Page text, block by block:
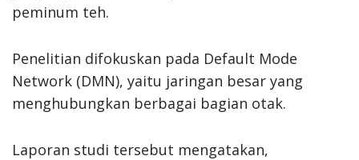
peminum teh.
Penelitian difokuskan pada Default Mode
Network (DMN), yaitu jaringan besar yang
menghubungkan berbagai bagian otak.
Laporan studi tersebut mengatakan,